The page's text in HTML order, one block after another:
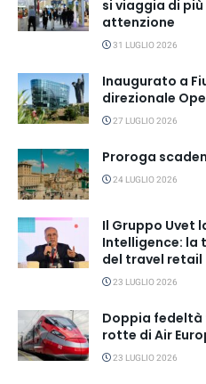
si viaggia di
attenzione
31 LUGLIO 2026
Inaugurato a
direzionale
27 LUGLIO 2026
Proroga
24 LUGLIO 2026
Il Gruppo Uvet
Intelligence: la
del travel retail
23 LUGLIO 2026
Doppia fedeltà
rotte di Air
23 LUGLIO 2026